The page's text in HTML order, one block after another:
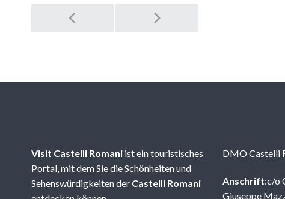
Post
navigation
Visit Castelli Romani ist ein touristisches
Portal, mit dem Sie die Schönheiten und
Sehenswürdigkeiten der Castelli Romani
DMO Castelli
Anschrift:c/o
Giuseppe